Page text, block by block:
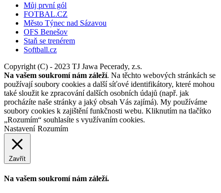
Můj první gól
FOTBAL.CZ
Město Týnec nad Sázavou
OFS Benešov
Staň se trenérem
Softball.cz
Copyright (C) - 2023 TJ Jawa Pecerady, z.s.
Na vašem soukromí nám záleží. Na těchto webových stránkách se
používají soubory cookies a další síťové identifikátory, které mohou
také sloužit ke zpracování dalších osobních údajů (např. jak
procházíte naše stránky a jaký obsah Vás zajímá). My používáme
soubory cookies k zajištění funkčnosti webu. Kliknutím na tlačítko
„Rozumím“ souhlasíte s využívaním cookies.
Nastavení Rozumím
Zavřít
Na vašem soukromí nám záleží.